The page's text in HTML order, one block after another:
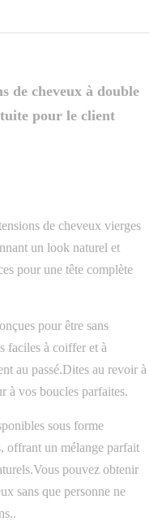
de cheveux à double
pour le client
de cheveux vierges
un look naturel et
pour une tête complète
pour être sans
faciles à coiffer et à
au passé.Dites au revoir à
à vos boucles parfaites.
sous forme
offrant un mélange parfait
pouvez obtenir
sans que personne ne